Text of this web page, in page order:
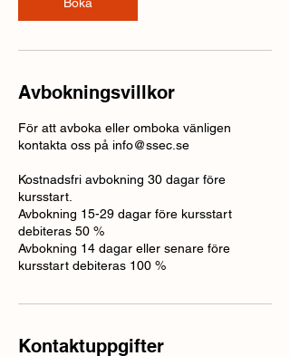
Avbokningsvillkor
För att avboka eller omboka vänligen
kontakta oss på info@ssec.se
Kostnadsfri avbokning 30 dagar före
kursstart.
Avbokning 15-29 dagar före kursstart
debiteras 50 %
Avbokning 14 dagar eller senare före
kursstart debiteras 100 %
Kontaktuppgifter